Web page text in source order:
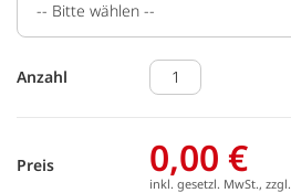
Anzahl
Preis 0,00 €
inkl. gesetzl. MwSt., zzgl.